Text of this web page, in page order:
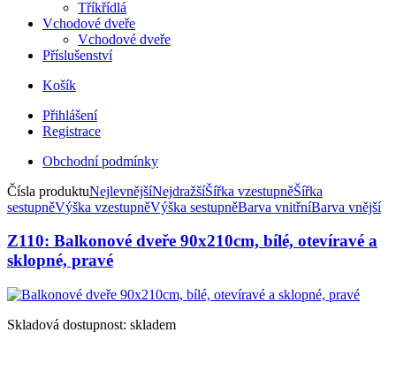
Tříkřídlá
Vchodové dveře
Vchodové dveře
Příslušenství
Košík
Přihlášení
Registrace
Obchodní podmínky
Čísla produktuNejlevnějšíNejdražšíŠířka vzestupněŠířka
sestupněVýška vzestupněVýška sestupněBarva vnitřníBarva vnější
Z110: Balkonové dveře 90x210cm, bílé, otevíravé a
sklopné, pravé
Skladová dostupnost: skladem